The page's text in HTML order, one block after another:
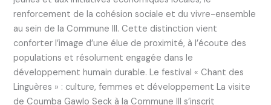
renforcement de la cohésion sociale et du vivre-ensemble
au sein de la Commune III. Cette distinction vient
conforter l’image d’une élue de proximité, à l’écoute des
populations et résolument engagée dans le
développement humain durable. Le festival « Chant des
Linguères » : culture, femmes et développement La visite
de Coumba Gawlo Seck à la Commune III s’inscrit